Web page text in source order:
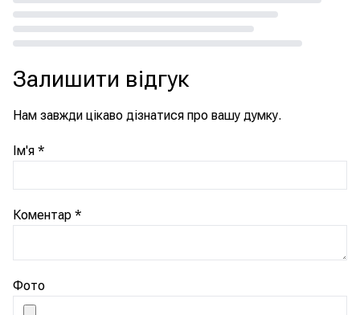
Залишити відгук
Нам завжди цікаво дізнатися про вашу думку.
Ім'я *
Коментар *
Фото